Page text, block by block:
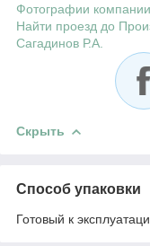
Фотографии компании
Найти проезд до
Сагадинов Р.А.
Скрыть
Способ упаковки
Готовый к